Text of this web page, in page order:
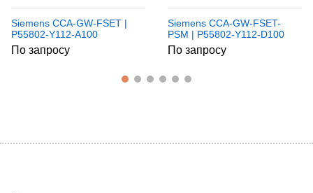
Siemens CCA-GW-FSET |
P55802-Y112-A100
По запросу
Siemens CCA-GW-FSET-
PSM | P55802-Y112-D100
По запросу